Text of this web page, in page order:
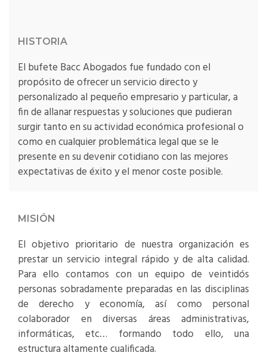
HISTORIA
El bufete Bacc Abogados fue fundado con el
propósito de ofrecer un servicio directo y
personalizado al pequeño empresario y particular, a
fin de allanar respuestas y soluciones que pudieran
surgir tanto en su actividad económica profesional o
como en cualquier problemática legal que se le
presente en su devenir cotidiano con las mejores
expectativas de éxito y el menor coste posible.
MISIÓN
El objetivo prioritario de nuestra organización es
prestar un servicio integral rápido y de alta calidad.
Para ello contamos con un equipo de veintidós
personas sobradamente preparadas en las disciplinas
de derecho y economía, así como personal
colaborador en diversas áreas administrativas,
informáticas, etc… formando todo ello, una
estructura altamente cualificada.